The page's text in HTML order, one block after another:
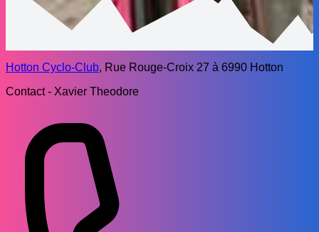
Hotton Cyclo-Club, Rue Rouge-Croix 27 à 6990 Hotton
Contact - Xavier Theodore